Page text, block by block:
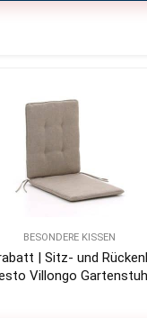
BESONDERE KISSEN
| Sitz- und
Villongo